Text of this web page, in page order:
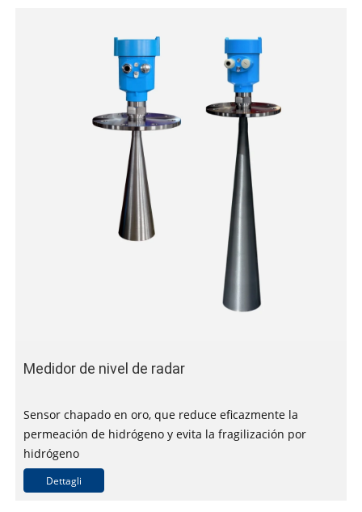
Medidor de nivel de radar
Sensor chapado en oro, que reduce eficazmente la
permeación de hidrógeno y evita la fragilización por
hidrógeno
Construcción totalmente soldada para evitar fugas de
hidrógeno
Dettagli